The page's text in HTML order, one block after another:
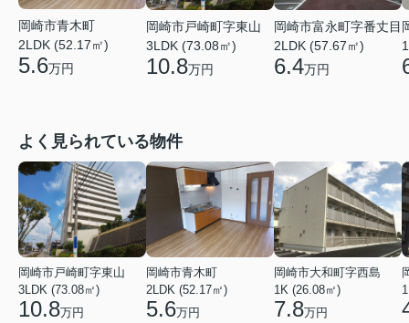
岡崎市青木町
2LDK (52.17㎡)
5.6万円
岡崎市戸崎町字東山
3LDK (73.08㎡)
10.8万円
岡崎市富永町字番丈目
2LDK (57.67㎡)
6.4万円
よく見られている物件
岡崎市戸崎町字東山
3LDK (73.08㎡)
10.8万円
岡崎市青木町
2LDK (52.17㎡)
5.6万円
岡崎市大和町字西島
1K (26.08㎡)
7.8万円